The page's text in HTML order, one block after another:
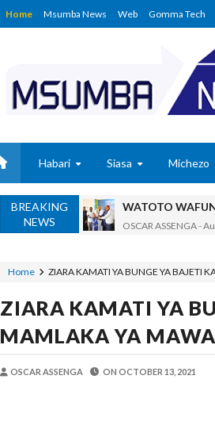
Home Msumba News Web Gomma Tech
Habari Siasa Michezo
BREAKING
NEWS
WATOTO
OSCAR ASSENGA-
OSCAR ASSENGA-
MSUMBA -Aug 07
Home ZIARA KAMATI YA BUNGE YA BAJETI
ZIARA KAMATI YA
MAMLAKA YA
OSCAR ASSENGA ON OCTOBER 13, 2021